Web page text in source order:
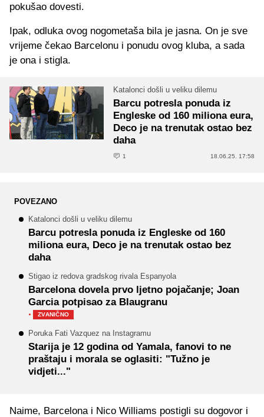
pokušao dovesti.
Ipak, odluka ovog nogometaša bila je jasna. On je sve
vrijeme čekao Barcelonu i ponudu ovog kluba, a sada
je ona i stigla.
Katalonci došli u veliku dilemu
Barcu potresla ponuda iz
Engleske od 160 miliona eura,
Deco je na trenutak ostao bez
daha
1 18.06.25. 17:58
POVEZANO
Katalonci došli u veliku dilemu
Barcu potresla ponuda iz Engleske od 160
miliona eura, Deco je na trenutak ostao bez
daha
Stigao iz redova gradskog rivala Espanyola
Barcelona dovela prvo ljetno pojačanje; Joan
Garcia potpisao za Blaugranu
· ZVANIČNO
Poruka Fati Vazquez na Instagramu
Starija je 12 godina od Yamala, fanovi to ne
praštaju i morala se oglasiti: "Tužno je
vidjeti..."
Naime, Barcelona i Nico Williams postigli su dogovor i